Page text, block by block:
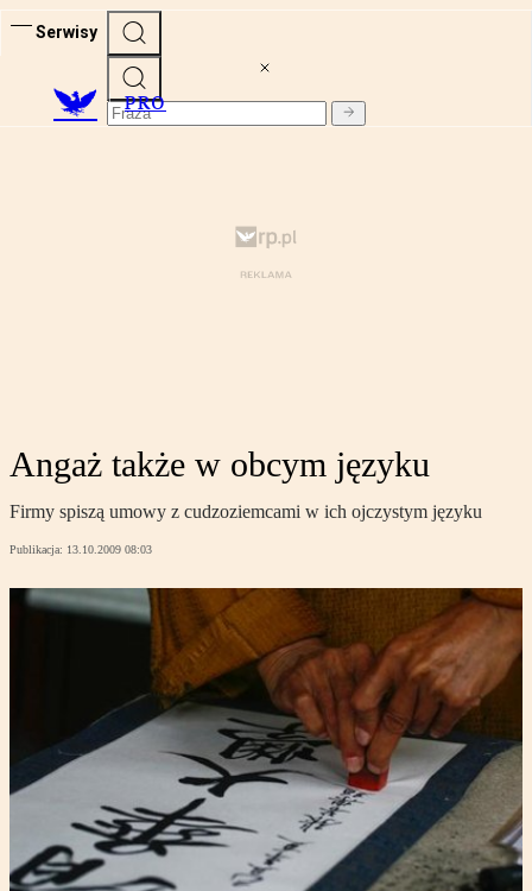
Serwisy
PRO
Angaż także w obcym języku
Firmy spiszą umowy z cudzoziemcami w ich ojczystym języku
Publikacja: 13.10.2009 08:03